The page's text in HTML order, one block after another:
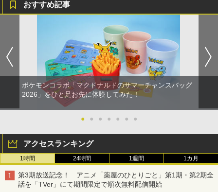
劇場版「鬼滅の刃」無限城編 第一章 猗
窩座再来 通常版 [DVD]
￥3,523
ナル三方背収納ケース付きコレクション)
(オリジナル特典:オリジナル巾着＋メー
カー特典:【坤と離】二振りの剣、十翼よ
り来たる！スタジオ描き下ろしイラスト
ボード付) [Blu-ray]
Nintendo Switch 2 オールインボックス
￥9,073
Nintendo Switch2 ケース EVA キャリン
グケース 耐衝撃 大容量収納 Switch 保護
ケース 収納バッグ ニンテンドー スイッ
チ2 収納バッグ キャリーケース 保護 ゲ
ームカード
￥1,078
3
ホリ 【Switch2】マリオカートレーシン
グホイール for Nintendo Switch2 [NSX
-122]
【特典】Marvel’s Wolverine(【早期購
入封入特典】DLC)
￥7,620
コーエーテクモゲームス 【封入特典付】
【PS5】三國志14 with パワーアップキ
ット Complete Edition [ELJM-30995 P
S5 サンゴクシ14 PK コンプリ-トエディ
￥8,220
3
【特典】進撃の巨人3 PS5版(【早期購
入封入特典】DLC)
【中古】「俺の妹がこんなに可愛いわけ
がない ポータブル」ずっとこのまま♪パ
ック( 特典なし ) - PSP
￥549
【中古】メガドライブソフト ヴァーミリ
￥900
3
任天堂 『とびだせ どうぶつの森 amiibo
+』amiiboカード【サンリオキャラクタ
ーズコラボ】 [NVL-E-ME2B アミーボカ
ード サンリオコラボ]
ゾンビランドサガLIVE～フランシュシュ
ゆめぎんがフェスティバル～【Blu-ra
y】 [ (V.A.) ]
￥7,920
舞台「文豪とアルケミスト 余計者ノ挽
￥8,006
『劇場版ハイキュー!! ゴミ捨て場の決
戦』 豪華版【Blu-ray】 [ 古舘春一 ]
￥8,030
おすすめ記事
ポケモンコラボ「マクドナルドのサマーチャンスバッグ
2026」をひと足お先に体験してみた！
● ● ● ● ● ● ●
アクセスランキング
1時間 24時間 1週間 1カ月
第3期放送記念！ アニメ「薬屋のひとりごと」第1期・第2期全
話を「TVer」にて期間限定で順次無料配信開始